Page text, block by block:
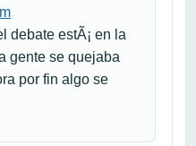
debate estÃ¡ en la
gente se quejaba
por fin algo se